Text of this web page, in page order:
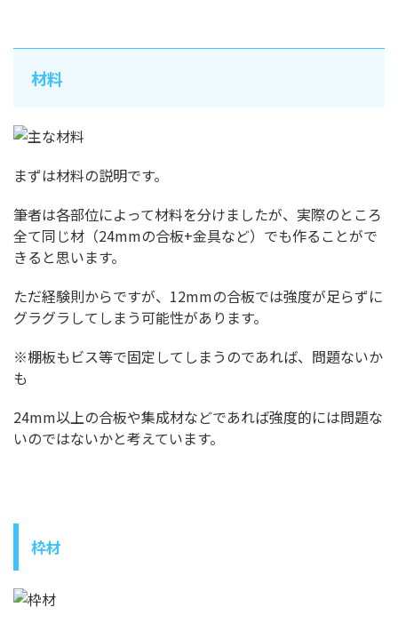
材料
まずは材料の説明です。
筆者は各部位によって材料を分けましたが、実際のところ
全て同じ材（24mmの合板+金具など）でも作ることがで
きると思います。
ただ経験則からですが、12mmの合板では強度が足らずに
グラグラしてしまう可能性があります。
※棚板もビス等で固定してしまうのであれば、問題ないか
も
24mm以上の合板や集成材などであれば強度的には問題な
いのではないかと考えています。
枠材